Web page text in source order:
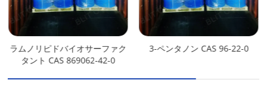
ラムノリピドバイオサーファク
タント CAS 869062-42-0
3-ペンタノン CAS 96-22-0